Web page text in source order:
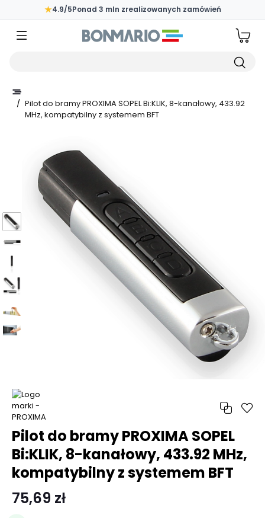
Przejdź do głównej zawartości strony
★4.9/5Ponad 3 mln zrealizowanych zamówień
/ Pilot do bramy PROXIMA SOPEL Bi:KLIK, 8-kanałowy, 433.92
MHz, kompatybilny z systemem BFT
Pilot do bramy PROXIMA SOPEL
Bi:KLIK, 8-kanałowy, 433.92 MHz,
kompatybilny z systemem BFT
75,69 zł